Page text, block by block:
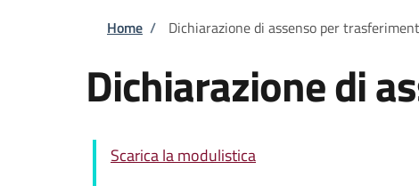
Briciole di pane
Home / Dichiarazione di assenso per
Dichiarazione di
Scarica la modulistica